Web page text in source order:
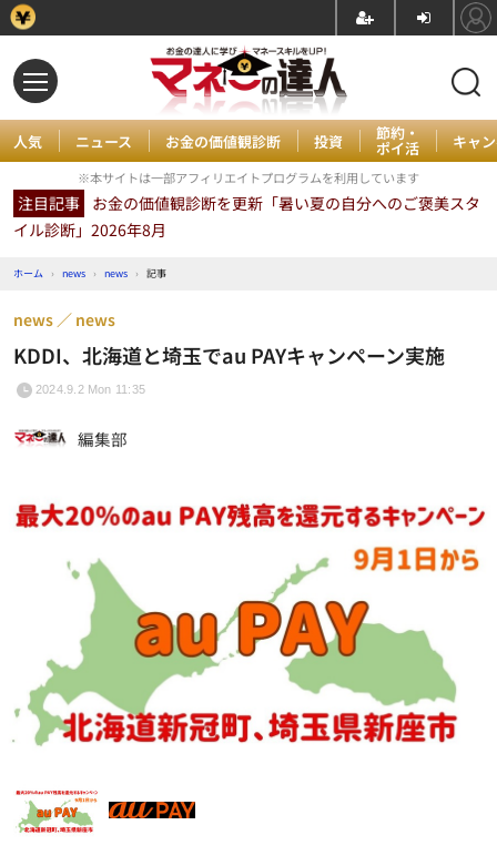
人気 ニュース お金の価値観診断 投資 節約・
ポイ活 キャ
※本サイトは一部アフィリエイトプログラムを利用しています
注目記事 お金の価値観診断を更新「暑い夏の自分へのご褒美スタ
イル診断」2026年8月
ホーム › news › news › 記事
KDDI、北海道と埼玉でau PAYキャンペーン実施
news news
2024.9.2 Mon 11:35
編集部